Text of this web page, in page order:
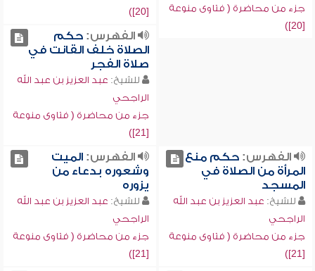
جزء من محاضرة ( فتاوى منوعة
[20])
[20])
الفهرس:حكم
الصلاة خلف القانت في
صلاة الفجر
للشيخ: عبد العزيز بن عبد الله
الراجحي
جزء من محاضرة ( فتاوى منوعة
[21])
الفهرس:حكم منع
المرأة من الصلاة في
المسجد
للشيخ: عبد العزيز بن عبد الله
الراجحي
جزء من محاضرة ( فتاوى منوعة
[21])
الفهرس:الميت
وشعوره بدعاء من
يزوره
للشيخ: عبد العزيز بن عبد الله
الراجحي
جزء من محاضرة ( فتاوى منوعة
[21])